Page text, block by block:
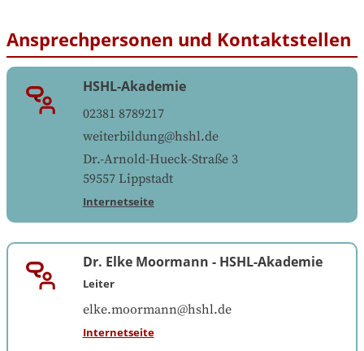
Ansprechpersonen und Kontaktstellen
HSHL-Akademie
02381 8789217
weiterbildung@hshl.de
Dr.-Arnold-Hueck-Straße 3
59557 Lippstadt
Internetseite
Dr. Elke Moormann - HSHL-Akademie
Leiter
elke.moormann@hshl.de
Internetseite